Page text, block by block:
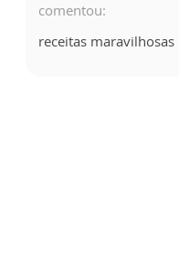
comentou:
receitas maravilhosas